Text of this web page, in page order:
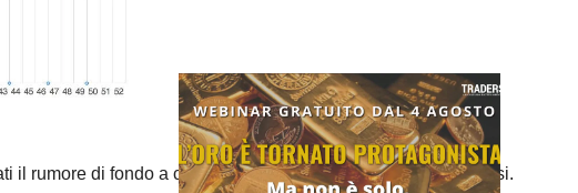
il rumore di fondo a cui si continua ad assistere da diversi mesi.